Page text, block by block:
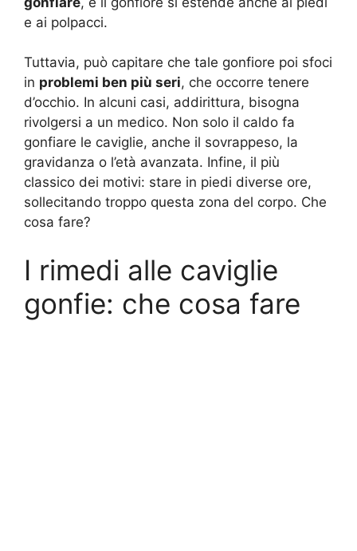
e ai polpacci.
Tuttavia, può capitare che tale gonfiore poi sfoci
in problemi ben più seri, che occorre tenere
d’occhio. In alcuni casi, addirittura, bisogna
rivolgersi a un medico. Non solo il caldo fa
gonfiare le caviglie, anche il sovrappeso, la
gravidanza o l’età avanzata. Infine, il più
classico dei motivi: stare in piedi diverse ore,
sollecitando troppo questa zona del corpo. Che
cosa fare?
I rimedi alle caviglie
gonfie: che cosa fare